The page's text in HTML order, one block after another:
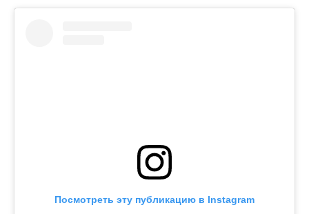
Посмотреть эту публикацию в Instagram